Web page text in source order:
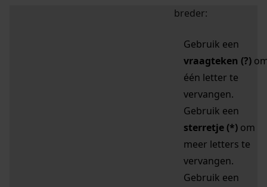
breder:
Gebruik een
vraagteken (?)
één letter te
vervangen.
Gebruik een
sterretje (*) om
meer letters te
vervangen.
Gebruik een